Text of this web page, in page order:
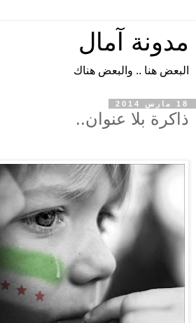
مدونة آمال
البعض هنا .. والبعض هناك
18 مارس 2014
ذاكرة بلا عنوان..